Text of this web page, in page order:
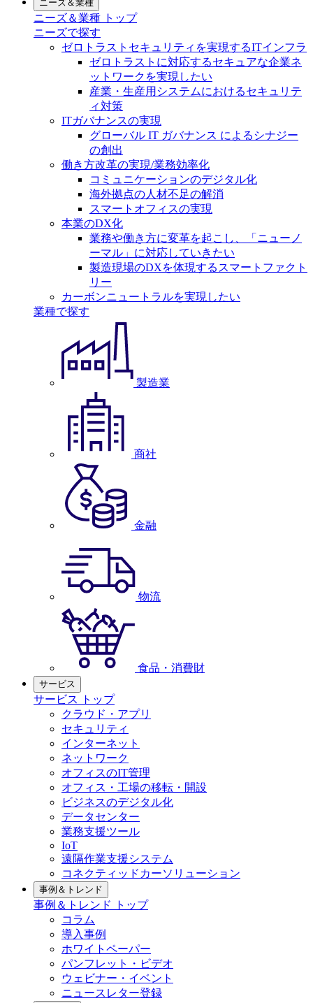
ニーズ＆業種
ニーズ＆業種 トップ
ニーズで探す
ゼロトラストセキュリティを実現するITインフラ
ゼロトラストに対応するセキュアな企業ネ
ットワークを実現したい
産業・生産用システムにおけるセキュリテ
ィ対策
ITガバナンスの実現
グローバル IT ガバナンス によるシナジー
の創出
働き方改革の実現/業務効率化
コミュニケーションのデジタル化
海外拠点の人材不足の解消
スマートオフィスの実現
本業のDX化
業務や働き方に変革を起こし、「ニューノ
ーマル」に対応していきたい
製造現場のDXを体現するスマートファクト
リー
カーボンニュートラルを実現したい
業種で探す
製造業
商社
金融
物流
食品・消費財
サービス
サービス トップ
クラウド・アプリ
セキュリティ
インターネット
ネットワーク
オフィスのIT管理
オフィス・工場の移転・開設
ビジネスのデジタル化
データセンター
業務支援ツール
IoT
遠隔作業支援システム
コネクティッドカーソリューション
事例＆トレンド
事例＆トレンド トップ
コラム
導入事例
ホワイトペーパー
パンフレット・ビデオ
ウェビナー・イベント
ニュースレター登録